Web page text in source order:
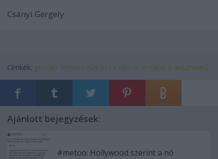
Csányi Gergely
Címkék: gender feminizmus szexuális orientáció transznemű
Ajánlott bejegyzések:
#metoo: Hollywood szerint a nő